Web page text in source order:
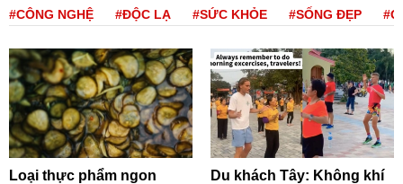
#CÔNG NGHỆ #ĐỘC LẠ #SỨC KHỎE #SỐNG ĐẸP
Loại thực phẩm ngon
Du khách Tây: Không khí